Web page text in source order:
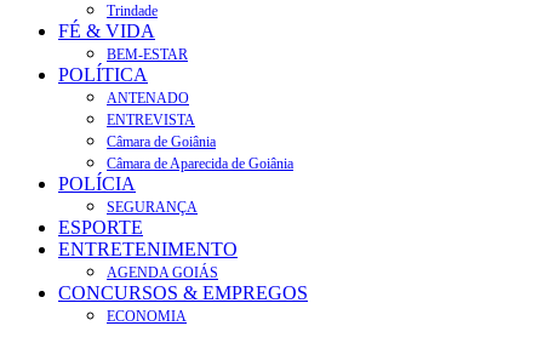
Trindade
FÉ & VIDA
BEM-ESTAR
POLÍTICA
ANTENADO
ENTREVISTA
Câmara de Goiânia
Câmara de Aparecida de Goiânia
POLÍCIA
SEGURANÇA
ESPORTE
ENTRETENIMENTO
AGENDA GOIÁS
CONCURSOS & EMPREGOS
ECONOMIA